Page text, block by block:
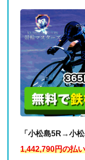
「小松島5R→小
1,442,790円の払